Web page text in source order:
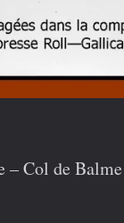
– Col de